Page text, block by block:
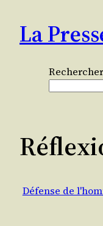
contenu
La
Rechercher
Défense de